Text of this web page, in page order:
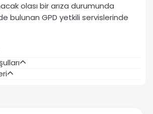
olası bir arıza durumunda
bulunan GPD yetkili servislerinde